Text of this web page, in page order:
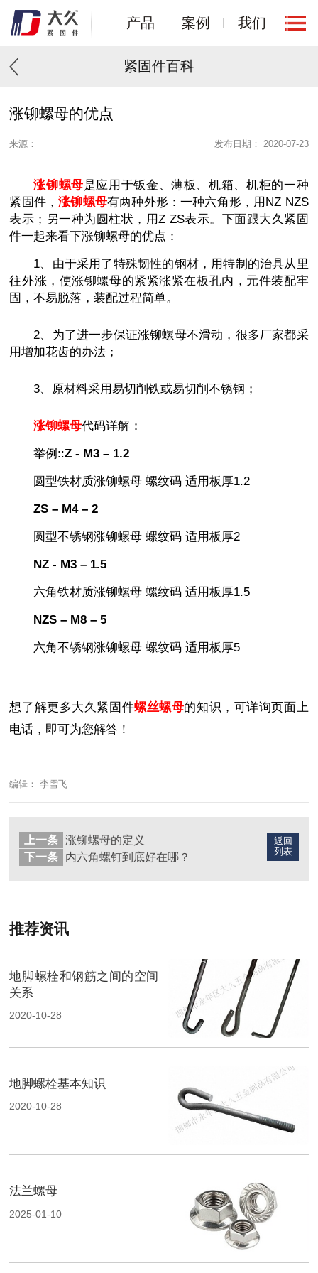
产品 案例 我们
紧固件百科
涨铆螺母的优点
来源： 发布日期： 2020-07-23
涨铆螺母是应用于钣金、薄板、机箱、机柜的一种
紧固件，涨铆螺母有两种外形：一种六角形，用NZ NZS
表示；另一种为圆柱状，用Z ZS表示。下面跟大久紧固
件一起来看下涨铆螺母的优点：
1、由于采用了特殊韧性的钢材，用特制的治具从里
往外涨，使涨铆螺母的紧紧涨紧在板孔内，元件装配牢
固，不易脱落，装配过程简单。
2、为了进一步保证涨铆螺母不滑动，很多厂家都采
用增加花齿的办法；
3、原材料采用易切削铁或易切削不锈钢；
涨铆螺母代码详解：
举例::Z - M3 – 1.2
圆型铁材质涨铆螺母 螺纹码 适用板厚1.2
ZS – M4 – 2
圆型不锈钢涨铆螺母 螺纹码 适用板厚2
NZ - M3 – 1.5
六角铁材质涨铆螺母 螺纹码 适用板厚1.5
NZS – M8 – 5
六角不锈钢涨铆螺母 螺纹码 适用板厚5
想了解更多大久紧固件螺丝螺母的知识，可详询页面上
电话，即可为您解答！
编辑： 李雪飞
返回
列表
上一条
涨铆螺母的定义
下一条
内六角螺钉到底好在哪？
推荐资讯
地脚螺栓和钢筋之间的空间
关系
2020-10-28
地脚螺栓基本知识
2020-10-28
法兰螺母
2025-01-10